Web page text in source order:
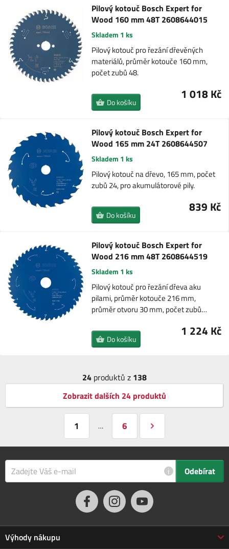
Pilový kotouč Bosch Expert for
Wood 160 mm 48T 2608644015
Skladem 1 ks
Pilový kotouč pro řezání dřevěných
materiálů, průměr kotouče 160 mm,
počet zubů 48.
1 018 Kč
Do košíku
Pilový kotouč Bosch Expert for
Wood 165 mm 24T 2608644507
Skladem 1 ks
Pilový kotouč na dřevo, 165 mm, počet
zubů 24, pro akumulátorové pily.
839 Kč
Do košíku
Pilový kotouč Bosch Expert for
Wood 216 mm 48T 2608644519
Skladem 1 ks
Pilový kotouč pro řezání dřeva aku
pilami, průměr kotouče 216 mm,
průměr otvoru 30 mm, počet zubů…
1 224 Kč
Do košíku
24 produktů z 138
Zobrazit dalších 24 produktů
1 … 6
i Odebírat
Výhody nákupu